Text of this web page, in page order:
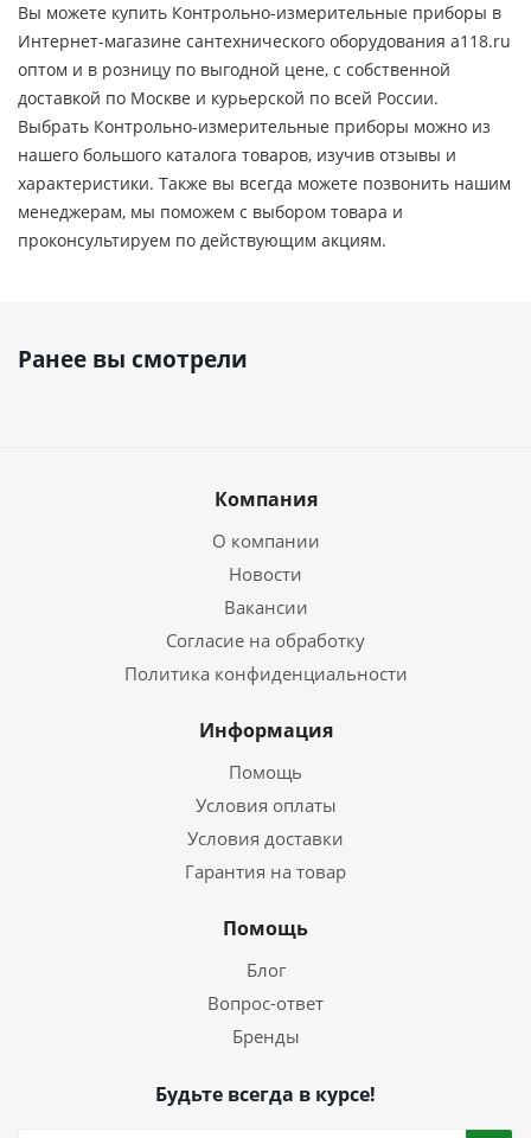
Вы можете купить Контрольно-измерительные приборы в
Интернет-магазине сантехнического оборудования a118.ru
оптом и в розницу по выгодной цене, c собственной
доставкой по Москве и курьерской по всей России.
Выбрать Контрольно-измерительные приборы можно из
нашего большого каталога товаров, изучив отзывы и
характеристики. Также вы всегда можете позвонить нашим
менеджерам, мы поможем с выбором товара и
проконсультируем по действующим акциям.
Ранее вы смотрели
Компания
О компании
Новости
Вакансии
Согласие на обработку
Политика конфиденциальности
Информация
Помощь
Условия оплаты
Условия доставки
Гарантия на товар
Помощь
Блог
Вопрос-ответ
Бренды
Будьте всегда в курсе!